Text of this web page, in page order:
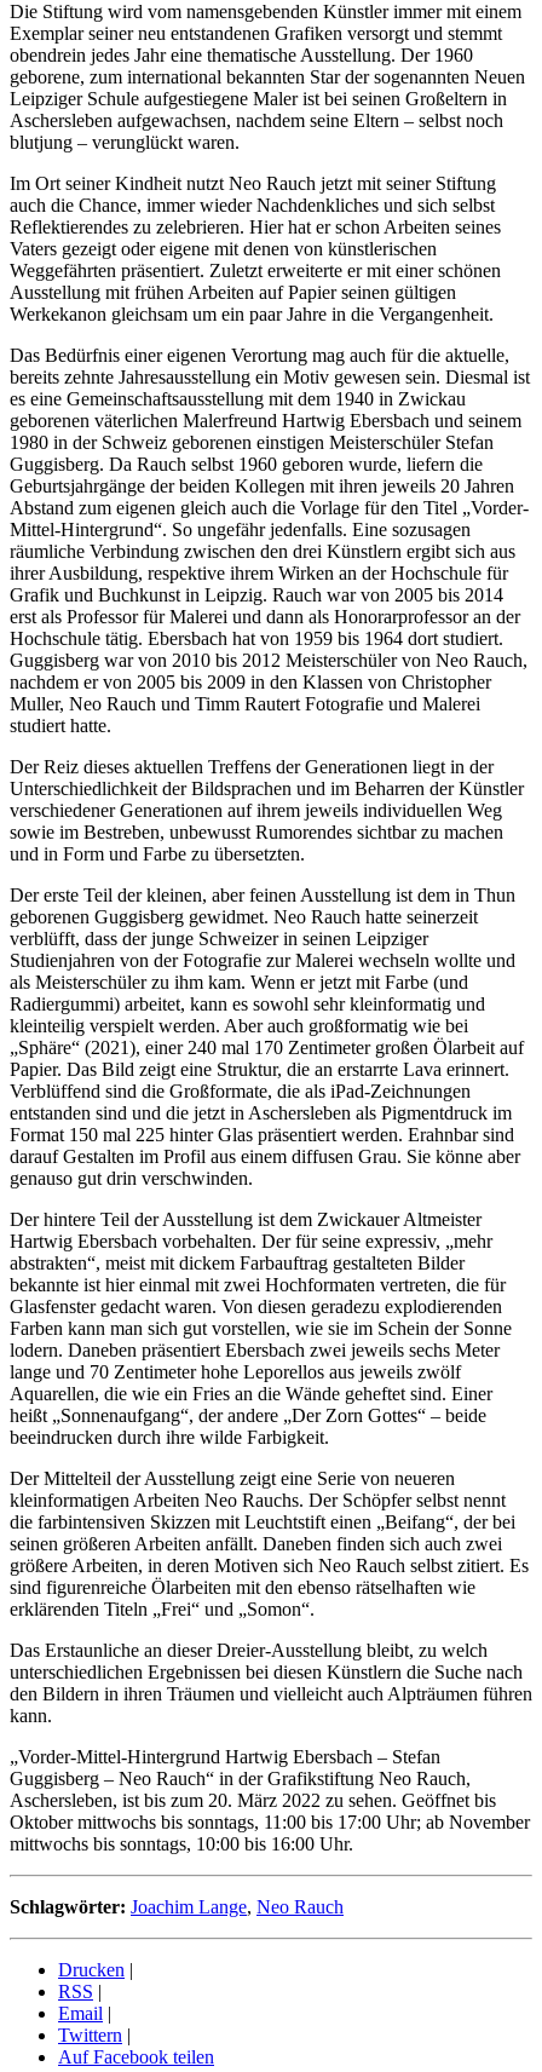
Die Stiftung wird vom namensgebenden Künstler immer mit einem
Exemplar seiner neu entstandenen Grafiken versorgt und stemmt
obendrein jedes Jahr eine thematische Ausstellung. Der 1960
geborene, zum international bekannten Star der sogenannten Neuen
Leipziger Schule aufgestiegene Maler ist bei seinen Großeltern in
Aschersleben aufgewachsen, nachdem seine Eltern – selbst noch
blutjung – verunglückt waren.
Im Ort seiner Kindheit nutzt Neo Rauch jetzt mit seiner Stiftung
auch die Chance, immer wieder Nachdenkliches und sich selbst
Reflektierendes zu zelebrieren. Hier hat er schon Arbeiten seines
Vaters gezeigt oder eigene mit denen von künstlerischen
Weggefährten präsentiert. Zuletzt erweiterte er mit einer schönen
Ausstellung mit frühen Arbeiten auf Papier seinen gültigen
Werkekanon gleichsam um ein paar Jahre in die Vergangenheit.
Das Bedürfnis einer eigenen Verortung mag auch für die aktuelle,
bereits zehnte Jahresausstellung ein Motiv gewesen sein. Diesmal ist
es eine Gemeinschaftsausstellung mit dem 1940 in Zwickau
geborenen väterlichen Malerfreund Hartwig Ebersbach und seinem
1980 in der Schweiz geborenen einstigen Meisterschüler Stefan
Guggisberg. Da Rauch selbst 1960 geboren wurde, liefern die
Geburtsjahrgänge der beiden Kollegen mit ihren jeweils 20 Jahren
Abstand zum eigenen gleich auch die Vorlage für den Titel „Vorder-
Mittel-Hintergrund“. So ungefähr jedenfalls. Eine sozusagen
räumliche Verbindung zwischen den drei Künstlern ergibt sich aus
ihrer Ausbildung, respektive ihrem Wirken an der Hochschule für
Grafik und Buchkunst in Leipzig. Rauch war von 2005 bis 2014
erst als Professor für Malerei und dann als Honorarprofessor an der
Hochschule tätig. Ebersbach hat von 1959 bis 1964 dort studiert.
Guggisberg war von 2010 bis 2012 Meisterschüler von Neo Rauch,
nachdem er von 2005 bis 2009 in den Klassen von Christopher
Muller, Neo Rauch und Timm Rautert Fotografie und Malerei
studiert hatte.
Der Reiz dieses aktuellen Treffens der Generationen liegt in der
Unterschiedlichkeit der Bildsprachen und im Beharren der Künstler
verschiedener Generationen auf ihrem jeweils individuellen Weg
sowie im Bestreben, unbewusst Rumorendes sichtbar zu machen
und in Form und Farbe zu übersetzten.
Der erste Teil der kleinen, aber feinen Ausstellung ist dem in Thun
geborenen Guggisberg gewidmet. Neo Rauch hatte seinerzeit
verblüfft, dass der junge Schweizer in seinen Leipziger
Studienjahren von der Fotografie zur Malerei wechseln wollte und
als Meisterschüler zu ihm kam. Wenn er jetzt mit Farbe (und
Radiergummi) arbeitet, kann es sowohl sehr kleinformatig und
kleinteilig verspielt werden. Aber auch großformatig wie bei
„Sphäre“ (2021), einer 240 mal 170 Zentimeter großen Ölarbeit auf
Papier. Das Bild zeigt eine Struktur, die an erstarrte Lava erinnert.
Verblüffend sind die Großformate, die als iPad-Zeichnungen
entstanden sind und die jetzt in Aschersleben als Pigmentdruck im
Format 150 mal 225 hinter Glas präsentiert werden. Erahnbar sind
darauf Gestalten im Profil aus einem diffusen Grau. Sie könne aber
genauso gut drin verschwinden.
Der hintere Teil der Ausstellung ist dem Zwickauer Altmeister
Hartwig Ebersbach vorbehalten. Der für seine expressiv, „mehr
abstrakten“, meist mit dickem Farbauftrag gestalteten Bilder
bekannte ist hier einmal mit zwei Hochformaten vertreten, die für
Glasfenster gedacht waren. Von diesen geradezu explodierenden
Farben kann man sich gut vorstellen, wie sie im Schein der Sonne
lodern. Daneben präsentiert Ebersbach zwei jeweils sechs Meter
lange und 70 Zentimeter hohe Leporellos aus jeweils zwölf
Aquarellen, die wie ein Fries an die Wände geheftet sind. Einer
heißt „Sonnenaufgang“, der andere „Der Zorn Gottes“ – beide
beeindrucken durch ihre wilde Farbigkeit.
Der Mittelteil der Ausstellung zeigt eine Serie von neueren
kleinformatigen Arbeiten Neo Rauchs. Der Schöpfer selbst nennt
die farbintensiven Skizzen mit Leuchtstift einen „Beifang“, der bei
seinen größeren Arbeiten anfällt. Daneben finden sich auch zwei
größere Arbeiten, in deren Motiven sich Neo Rauch selbst zitiert. Es
sind figurenreiche Ölarbeiten mit den ebenso rätselhaften wie
erklärenden Titeln „Frei“ und „Somon“.
Das Erstaunliche an dieser Dreier-Ausstellung bleibt, zu welch
unterschiedlichen Ergebnissen bei diesen Künstlern die Suche nach
den Bildern in ihren Träumen und vielleicht auch Alpträumen führen
kann.
„Vorder-Mittel-Hintergrund Hartwig Ebersbach – Stefan
Guggisberg – Neo Rauch“ in der Grafikstiftung Neo Rauch,
Aschersleben, ist bis zum 20. März 2022 zu sehen. Geöffnet bis
Oktober mittwochs bis sonntags, 11:00 bis 17:00 Uhr; ab November
mittwochs bis sonntags, 10:00 bis 16:00 Uhr.
Schlagwörter: Joachim Lange, Neo Rauch
Drucken |
RSS |
Email |
Twittern |
Auf Facebook teilen